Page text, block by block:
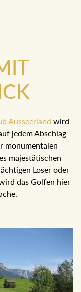
Ausseerlandwird
jedem Abschlag
monumentalen
majestätischen
Loser oder
das Golfen hier